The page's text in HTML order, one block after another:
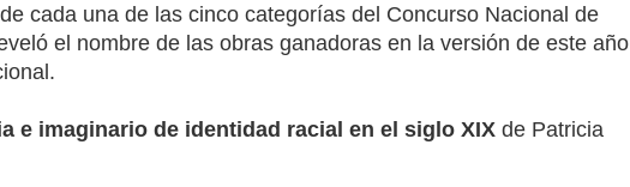
cada una de las cinco categorías del Concurso Nacional de
el nombre de las obras ganadoras en la versión de este año
e imaginario de identidad racial en el siglo XIX de Patricia